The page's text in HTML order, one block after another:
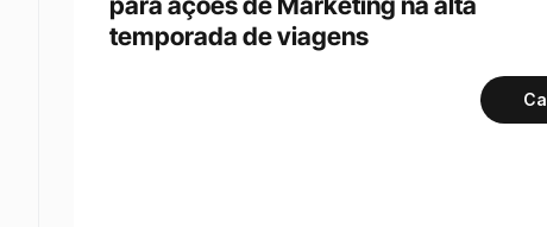
temporada de viagens